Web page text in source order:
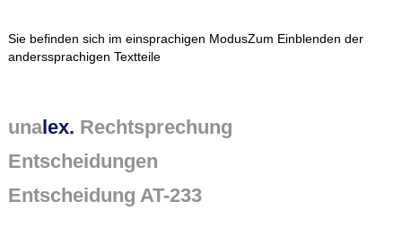
Normtexte
Rechtsprechung
Sie befinden sich im einsprachigen ModusZum Einblenden der
anderssprachigen Textteile
unalex. Rechtsprechung
Entscheidungen
Entscheidung AT-233